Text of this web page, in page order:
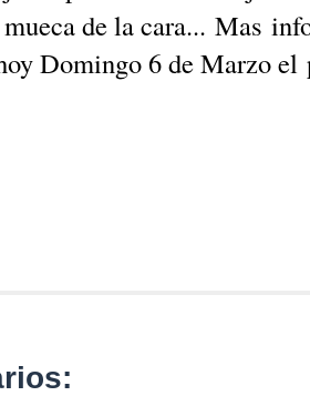
de la cara... Mas
Domingo 6 de Marzo